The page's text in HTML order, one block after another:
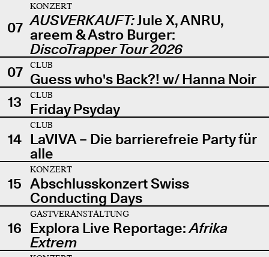
07
KONZERT
AUSVERKAUFT:Jule X, ANRU,
areem & Astro Burger:
DiscoTrapper Tour 2026
07
CLUB
Guess who's Back?! w/ Hanna Noir
13
CLUB
Friday Psyday
14
CLUB
LaVIVA – Die barrierefreie Party für
alle
15
KONZERT
Abschlusskonzert Swiss
Conducting Days
16
GASTVERANSTALTUNG
Explora Live Reportage:Afrika
Extrem